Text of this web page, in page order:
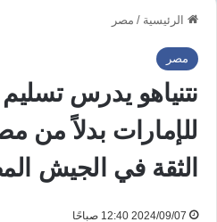
الرئيسية / مصر
مصر
نتنياهو يدرس تسليم
للإمارات بدلاً من
الثقة في الجيش
2024/09/07 12:40 صباحًا